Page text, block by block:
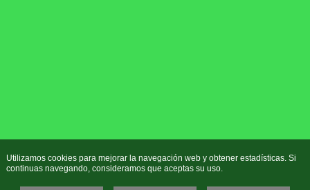
Utilizamos cookies para mejorar la navegación web y obtener estadísticas. Si
continuas navegando, consideramos que aceptas su uso.